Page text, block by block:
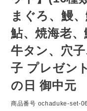
まぐろ、鰻
鮎、焼海老
牛タン、穴
子 プレゼン
の日 御中元
商品番号 ochaduke-set-